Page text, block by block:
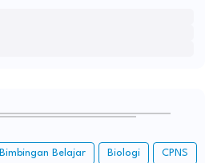
Bimbingan Belajar Biologi CPNS